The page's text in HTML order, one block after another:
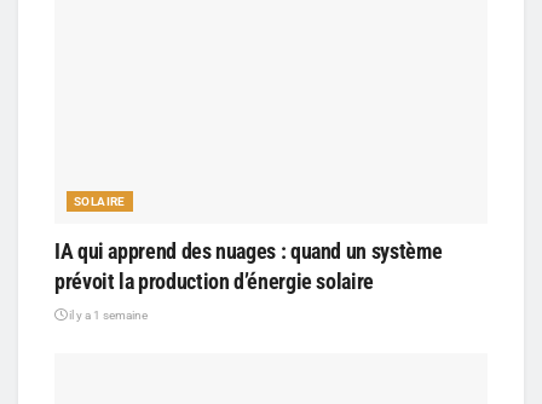
SOLAIRE
IA qui apprend des nuages : quand un système
prévoit la production d’énergie solaire
il y a 1 semaine